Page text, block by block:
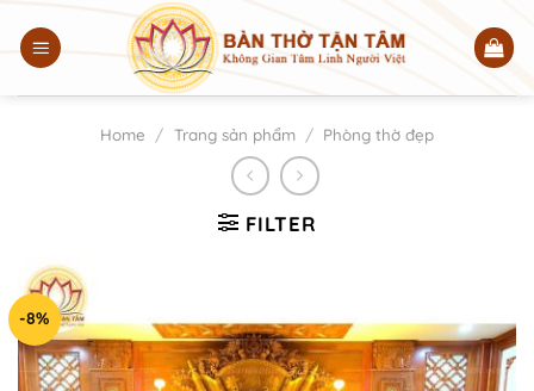
đến
Home / Trang sản phẩm / Phòng thờ đẹp
FILTER
-8%